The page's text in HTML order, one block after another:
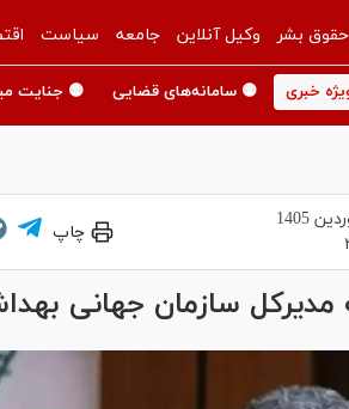
حقوق بشر وکیل آنلاین جامعه سیاست
خبری 🟡 سامانه‌های قضایی 🟡 جنایت
چاپ
مدیرکل سازمان جهانی